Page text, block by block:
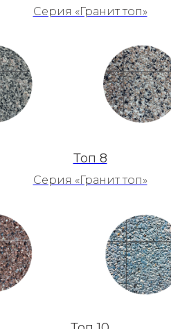
Серия «Гранит топ»
Топ 8
Серия «Гранит топ»